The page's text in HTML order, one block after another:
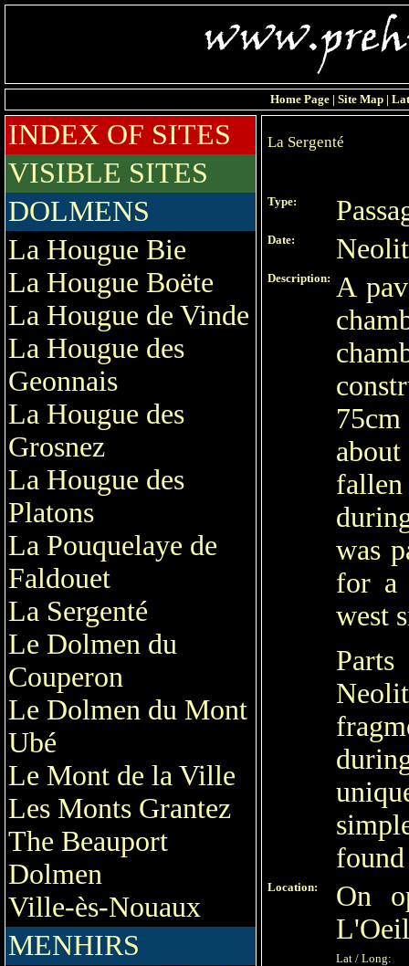
Home Page | Site Map |
INDEX OF SITES
VISIBLE SITES
DOLMENS
La Hougue Bie
La Hougue Boëte
La Hougue de Vinde
La Hougue des
Geonnais
La Hougue des
Grosnez
La Hougue des
Platons
La Pouquelaye de
Faldouet
La Sergenté
Le Dolmen du
Couperon
Le Dolmen du Mont
Ubé
Le Mont de la Ville
Les Monts Grantez
The Beauport
Dolmen
Ville-ès-Nouaux
MENHIRS
La Sergenté
Type:
Date:
Description: A
was
for a
west
Location:
On
Lat / Long: